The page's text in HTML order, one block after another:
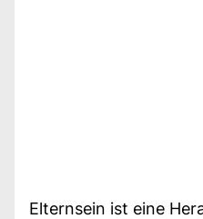
Elternsein ist eine